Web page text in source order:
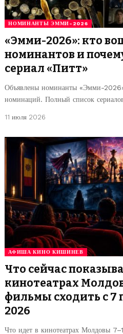
НОМИНАНТЫ ЭММИ-2026
«Эмми-2026»: кто
номинантов и
сериал «Питт»
Объявлены номинанты «Эмми-
номинаций. Полный список
11 июля 2026
АФИША КИНО КИШИНЕВ
Что сейчас
кинотеатрах
фильмы сходить с 7
2026
Что идет в кинотеатрах Молдовы